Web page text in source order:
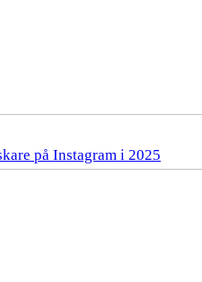
på Instagram i 2025